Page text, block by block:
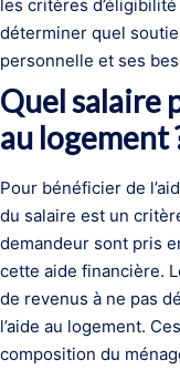
les critères
déterminer quel
personnelle et ses
Quel salaire
au logement
Pour bénéficier de
du salaire est un
demandeur sont pris
cette aide financière.
de revenus à ne pas
l’aide au logement.
composition du